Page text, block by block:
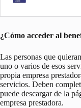
¿Cómo acceder al
Las personas que
uno o varios de esos
propia empresa
servicios. Deben
puede descargar de la
empresa prestadora.